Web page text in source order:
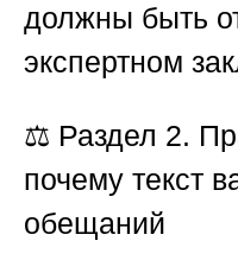
должны быть
экспертном
⚖️ Раздел 2.
почему текст
обещаний